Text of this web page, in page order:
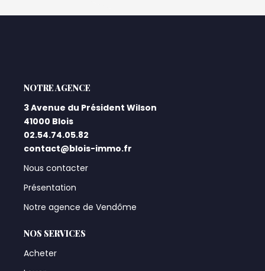
L'AGENCE
3 Avenue du Président Wilson
41000 Blois
02.54.74.05.82
contact@blois-immo.fr
Nous contacter
Présentation
Notre agence de Vendôme
NOS SERVICES
Acheter